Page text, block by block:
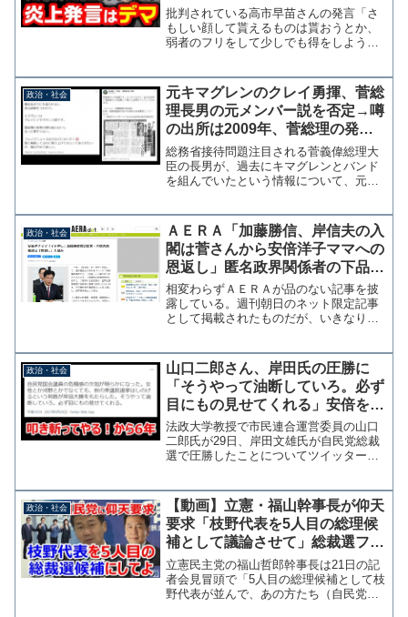
の”ヤツら”の正体【KSLチャンネ
ル】
批判されている高市早苗さんの発言「さ
もしい顔して貰えるものは貰おうとか、
弱者のフリをして少しでも得をしよう、
果たして真実なのか？ 総裁選への出馬
でこの発言がSNS上で再...
政治・社会
元キマグレンのクレイ勇揮、菅総
理長男の元メンバー説を否定→噂
の出所は2009年、菅総理の発言
「きまぐれ、だって」
総務省接待問題注目される菅義偉総理大
臣の長男が、過去にキマグレンとバンド
を組んでいたという情報について、元キ
った事すらない。フェイクニュースほど
ほどにせいや！」と強く...
政治・社会
ＡＥＲＡ「加藤勝信、岸信夫の入
閣は菅さんから安倍洋子ママへの
恩返し」匿名政界関係者の下品な
憶測を掲載
相変わらずＡＥＲＡが品のない記事を披
露している。週刊朝日のネット限定記事
として掲載されたものだが、いきなり
も怪しい謎の"政界関係者"が人様の家庭
について憶測で語っている...
政治・社会
山口二郎さん、岸田氏の圧勝に
「そうやって油断していろ。必ず
目にもの見せてくれる」安倍を叩
き斬ってやる！から6年、また吠
える
法政大学教授で市民連合運営委員の山口
二郎氏が29日、岸田文雄氏が自民党総裁
選で圧勝したことについてツイッターで
勝をもたらした。そうやって油断してい
ろ。必ず目にもの見せて...
政治・社会
【動画】立憲・福山幹事長が仰天
要求「枝野代表を5人目の総理候
補として議論させて」総裁選フィ
ーバーに強い危機感
立憲民主党の福山哲郎幹事長は21日の記
者会見冒頭で「5人目の総理候補として枝
野代表が並んで、あの方たち（自民党総